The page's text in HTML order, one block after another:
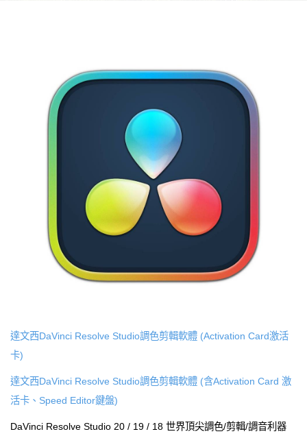
達文西DaVinci Resolve Studio調色剪輯軟體 (Activation Card激活
卡)
達文西DaVinci Resolve Studio調色剪輯軟體 (含Activation Card 激
活卡、Speed Editor鍵盤)
DaVinci Resolve Studio 20 / 19 / 18 世界頂尖調色/剪輯/調音利器